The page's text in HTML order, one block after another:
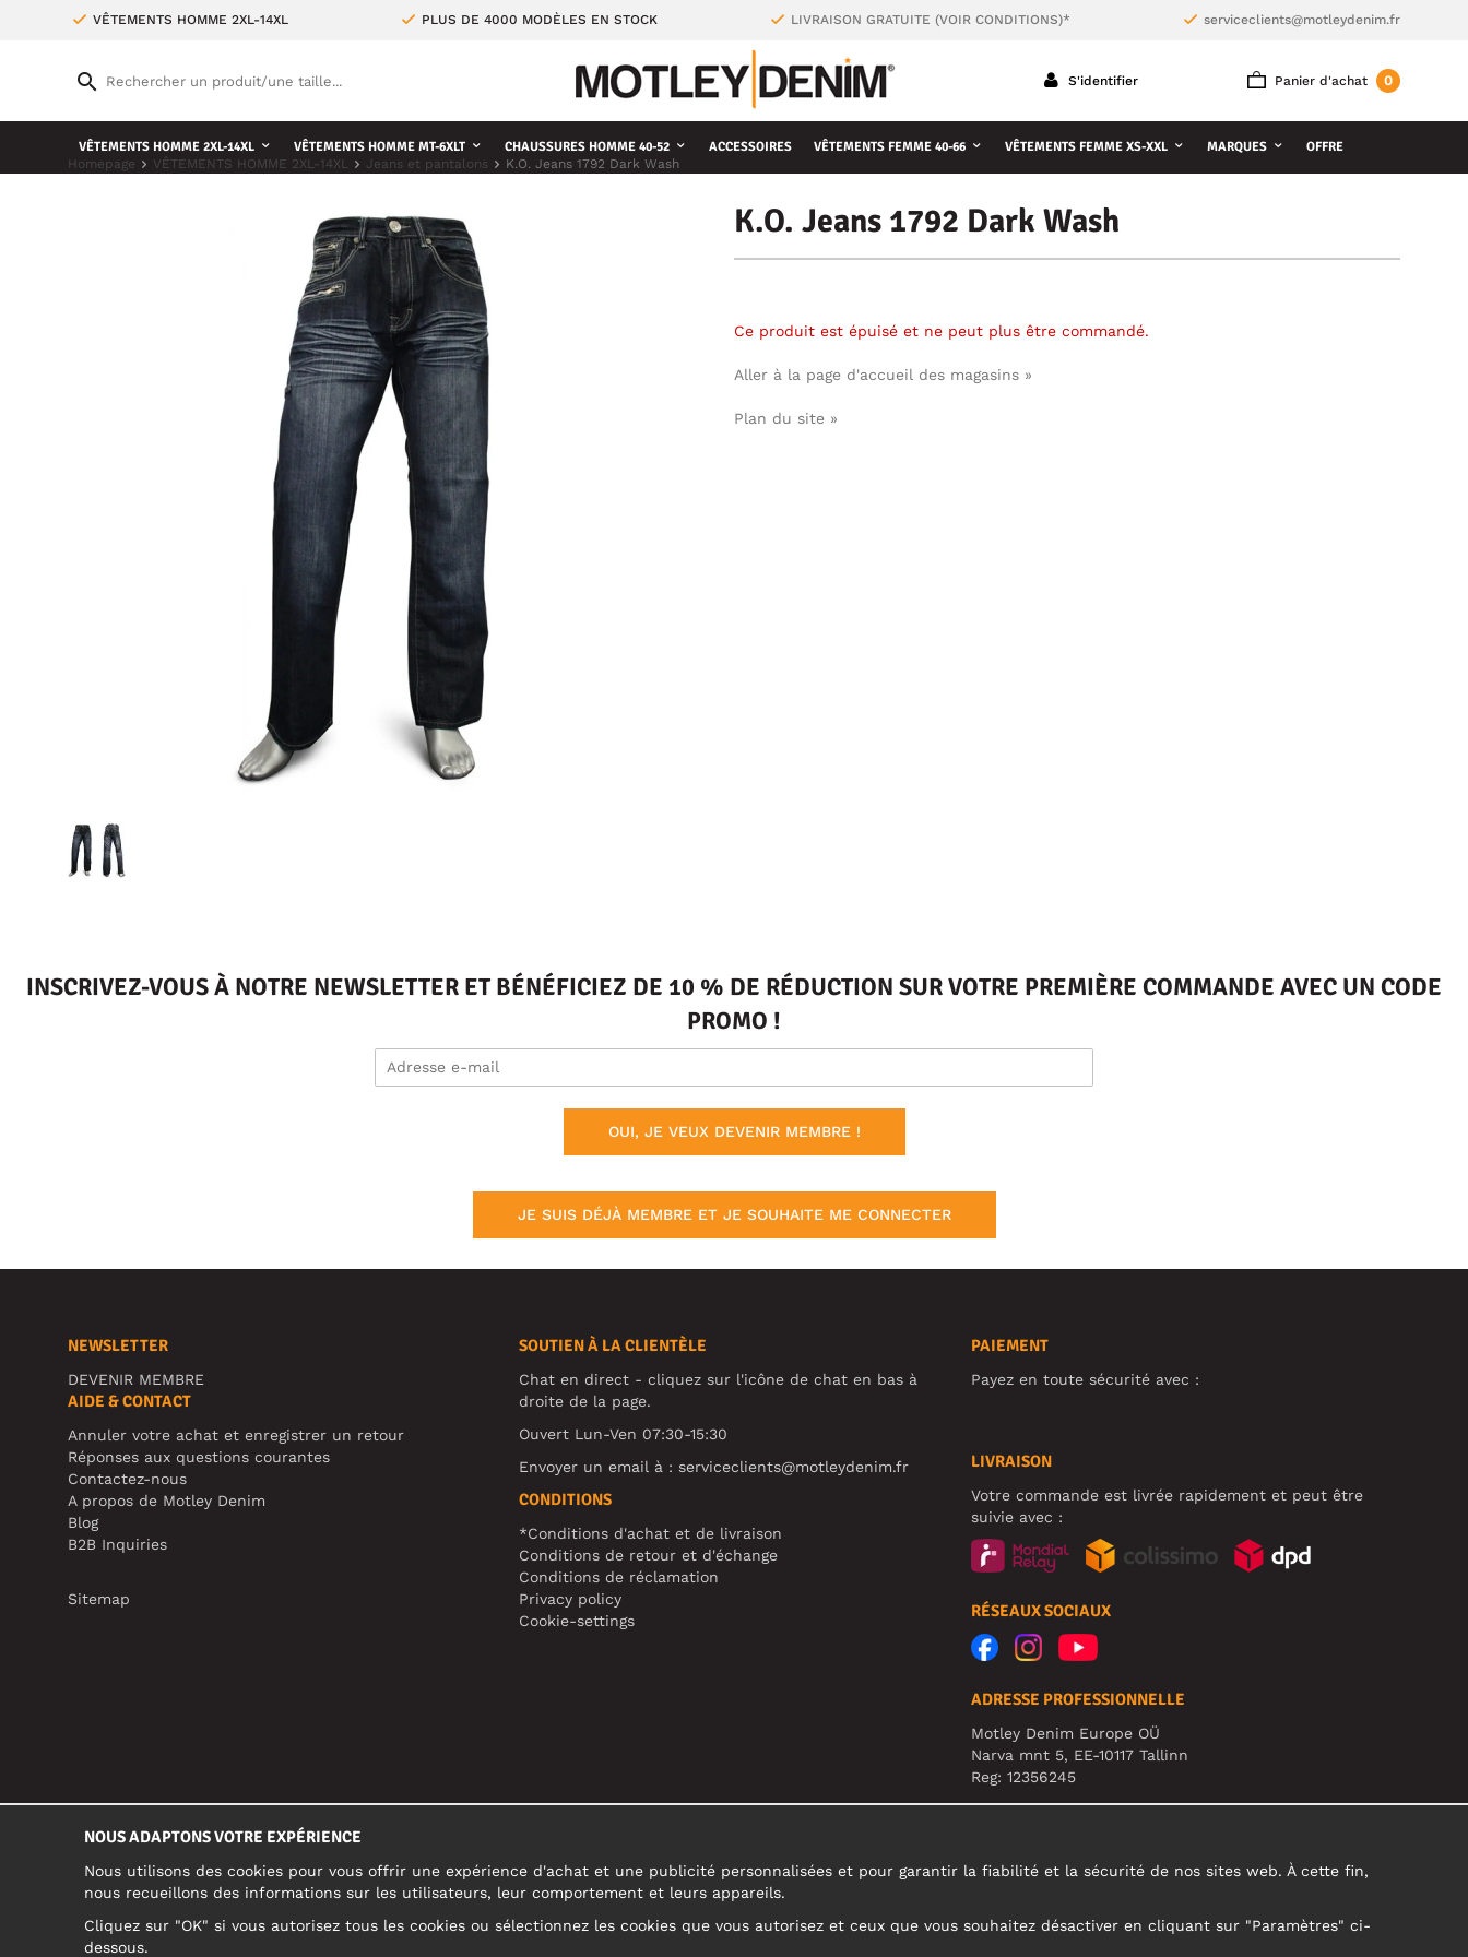
VÊTEMENTS HOMME 2XL-14XL PLUS DE 4000 MODÈLES EN STOCK LIVRAISON GRATUITE (VOIR CONDITIONS)* serviceclients@motleydenim.fr
Panier d'achat 0
S'identifier
VÊTEMENTS HOMME 2XL-14XL VÊTEMENTS HOMME MT-6XLT CHAUSSURES HOMME 40-52 ACCESSOIRES VÊTEMENTS FEMME 40-66 VÊTEMENTS FEMME XS-XXL MARQUES OFFRE
Homepage VÊTEMENTS HOMME 2XL-14XL Jeans et pantalons K.O. Jeans 1792 Dark Wash
K.O. Jeans 1792 Dark Wash
Ce produit est épuisé et ne peut plus être commandé.
Aller à la page d'accueil des magasins »
Plan du site »
INSCRIVEZ-VOUS À NOTRE NEWSLETTER ET BÉNÉFICIEZ DE 10 % DE RÉDUCTION SUR VOTRE PREMIÈRE COMMANDE AVEC UN CODE
PROMO !
OUI, JE VEUX DEVENIR MEMBRE !
JE SUIS DÉJÀ MEMBRE ET JE SOUHAITE ME CONNECTER
NEWSLETTER
DEVENIR MEMBRE
AIDE & CONTACT
Annuler votre achat et enregistrer un retour
Réponses aux questions courantes
Contactez-nous
A propos de Motley Denim
Blog
B2B Inquiries
Sitemap
SOUTIEN À LA CLIENTÈLE
Chat en direct - cliquez sur l'icône de chat en bas à
droite de la page.
Ouvert Lun-Ven 07:30-15:30
Envoyer un email à :serviceclients@motleydenim.fr
CONDITIONS
*Conditions d'achat et de livraison
Conditions de retour et d'échange
Conditions de réclamation
Privacy policy
Cookie-settings
PAIEMENT
Payez en toute sécurité avec :
LIVRAISON
Votre commande est livrée rapidement et peut être
suivie avec :
RÉSEAUX SOCIAUX
ADRESSE PROFESSIONNELLE
Motley Denim Europe OÜ
Narva mnt 5, EE-10117 Tallinn
Reg: 12356245
ATTENTION ! N'envoyez pas les retours de produits à
NOUS ADAPTONS VOTRE EXPÉRIENCE
Nous utilisons des cookies pour vous offrir une expérience d'achat et une publicité personnalisées et pour garantir la fiabilité et la sécurité de nos sites web. À cette fin,
nous recueillons des informations sur les utilisateurs, leur comportement et leurs appareils.
Cliquez sur "OK" si vous autorisez tous les cookies ou sélectionnez les cookies que vous autorisez et ceux que vous souhaitez désactiver en cliquant sur "Paramètres" ci-
dessous.